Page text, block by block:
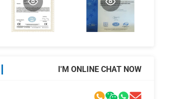
I'M ONLINE CHAT NOW